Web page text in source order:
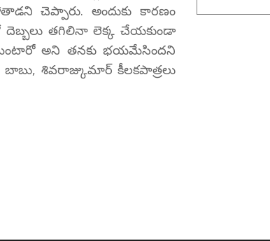
చెప్పారు. అందుకు కారణం
తగిలినా లెక్క చేయకుండా
అని తనకు భయమేసిందని
శివరాజ్కుమార్ కీలకపాత్రలు